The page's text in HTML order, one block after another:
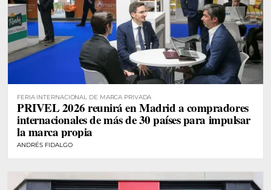
FERIA INTERNACIONAL DE MARCA PRIVADA
PRIVEL 2026 reunirá en Madrid a compradores
internacionales de más de 30 países para impulsar
la marca propia
ANDRÉS FIDALGO